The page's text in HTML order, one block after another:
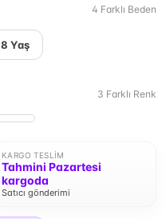
4 Farklı Beden
8 Yaş
3 Farklı Renk
KARGO TESLIM
Tahmini Pazartesi
kargoda
Satıcı gönderimi